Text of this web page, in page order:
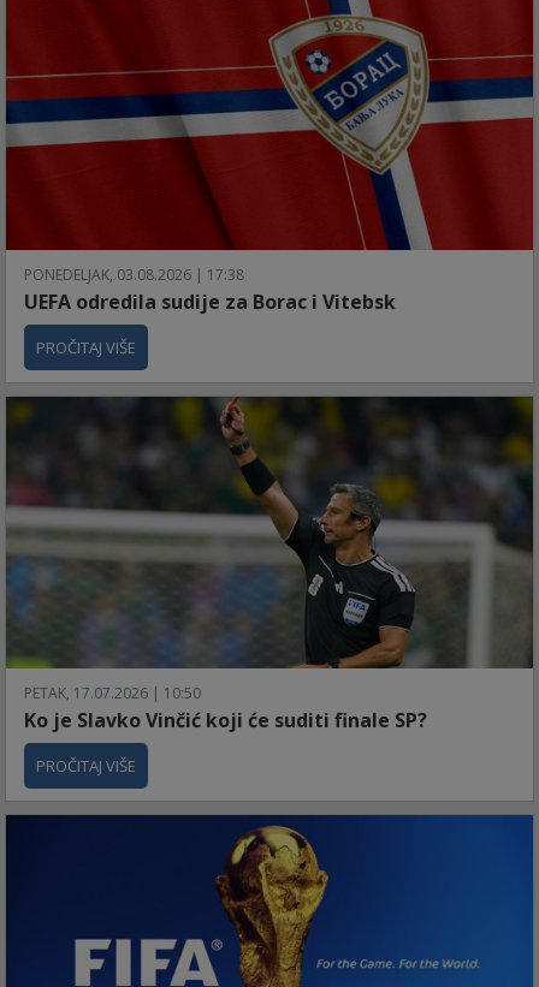
PONEDELJAK, 03.08.2026 | 17:38
UEFA odredila sudije za Borac i Vitebsk
PROČITAJ VIŠE
PETAK, 17.07.2026 | 10:50
Ko je Slavko Vinčić koji će suditi finale SP?
PROČITAJ VIŠE